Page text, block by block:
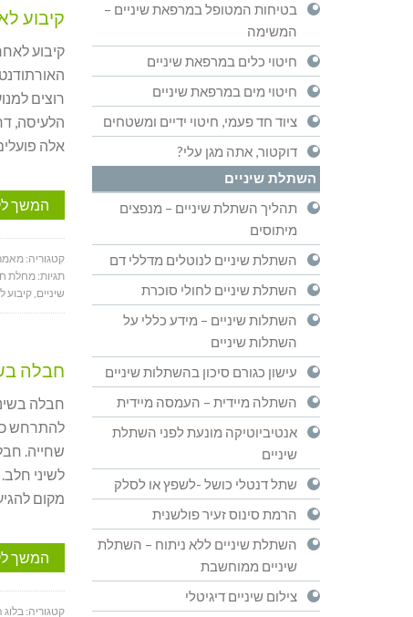
קיבוע
קיבוע
רוצים
הלעיסה,
אלה
המשך
קטגוריה:
תגיות: מחלת
שיניים,קיבוע
חבלה
חבלה
להתרחש
שחייה.
לשיני
מקום
המשך
קטגוריה:בלוג
בטיחות המטופל במרפאת שיניים –
המשימה
חיטוי כלים במרפאת שיניים
חיטוי מים במרפאת שיניים
ציוד חד פעמי, חיטוי ידיים ומשטחים
דוקטור, אתה מגן עלי?
השתלת שיניים
תהליך השתלת שיניים – מנפצים
מיתוסים
השתלת שיניים לנוטלים מדללי דם
השתלת שיניים לחולי סוכרת
השתלות שיניים – מידע כללי על
השתלות שיניים
עישון כגורם סיכון בהשתלות שיניים
השתלה מיידית – העמסה מיידית
אנטיביוטיקה מונעת לפני השתלת
שיניים
שתל דנטלי כושל -לשפץ או לסלק
הרמת סינוס זעיר פולשנית
השתלת שיניים ללא ניתוח – השתלת
שיניים ממוחשבת
צילום שיניים דיגיטלי